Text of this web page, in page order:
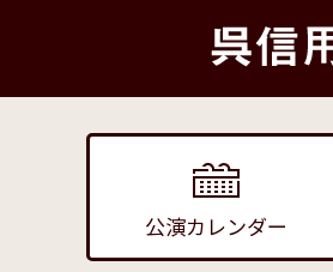
公演カレンダー